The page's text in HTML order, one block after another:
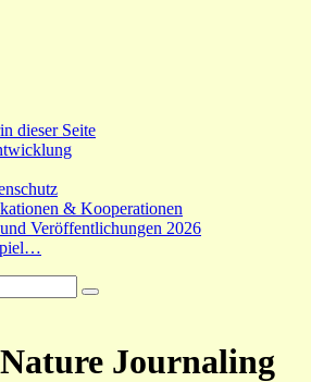
dieser Seite
& Kooperationen
Veröffentlichungen 2026
Nature Journaling